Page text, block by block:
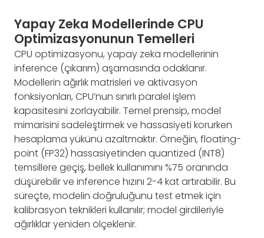
Yapay Zeka Modellerinde CPU
Optimizasyonunun Temelleri
CPU optimizasyonu, yapay zeka modellerinin
inference (çıkarım) aşamasında odaklanır.
Modellerin ağırlık matrisleri ve aktivasyon
fonksiyonları, CPU’nun sınırlı paralel işlem
kapasitesini zorlayabilir. Temel prensip, model
mimarisini sadeleştirmek ve hassasiyeti korurken
hesaplama yükünü azaltmaktır. Örneğin, floating-
point (FP32) hassasiyetinden quantized (INT8)
temsillere geçiş, bellek kullanımını %75 oranında
düşürebilir ve inference hızını 2-4 kat artırabilir. Bu
süreçte, modelin doğruluğunu test etmek için
kalibrasyon teknikleri kullanılır; model girdileriyle
ağırlıklar yeniden ölçeklenir.